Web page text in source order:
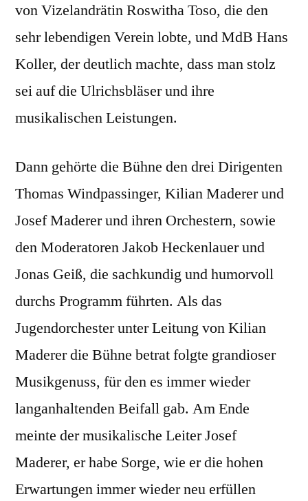
von Vizelandrätin Roswitha Toso, die den
sehr lebendigen Verein lobte, und MdB Hans
Koller, der deutlich machte, dass man stolz
sei auf die Ulrichsbläser und ihre
musikalischen Leistungen.
Dann gehörte die Bühne den drei Dirigenten
Thomas Windpassinger, Kilian Maderer und
Josef Maderer und ihren Orchestern, sowie
den Moderatoren Jakob Heckenlauer und
Jonas Geiß, die sachkundig und humorvoll
durchs Programm führten. Als das
Jugendorchester unter Leitung von Kilian
Maderer die Bühne betrat folgte grandioser
Musikgenuss, für den es immer wieder
langanhaltenden Beifall gab. Am Ende
meinte der musikalische Leiter Josef
Maderer, er habe Sorge, wie er die hohen
Erwartungen immer wieder neu erfüllen